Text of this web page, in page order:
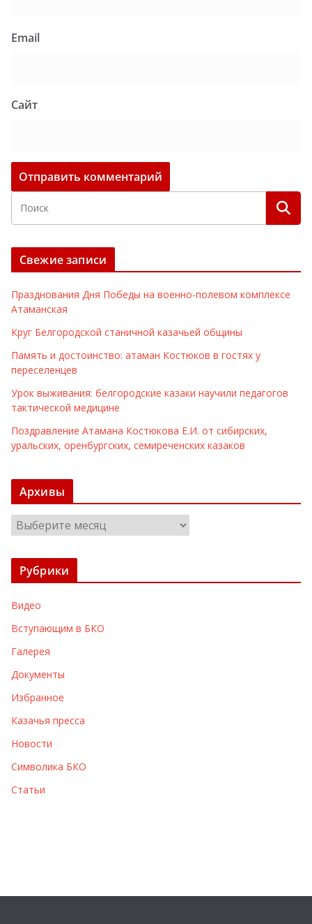
Email
Сайт
Свежие записи
Празднования Дня Победы на военно-полевом комплексе
Атаманская
Круг Белгородской станичной казачьей общины
Память и достоинство: атаман Костюков в гостях у
переселенцев
Урок выживания: белгородские казаки научили педагогов
тактической медицине
Поздравление Атамана Костюкова Е.И. от сибирских,
уральских, оренбургских, семиреченских казаков
Архивы
х
ы
Рубрики
Видео
Вступающим в БКО
Галерея
Документы
Избранное
Казачья пресса
Новости
Символика БКО
Статьи